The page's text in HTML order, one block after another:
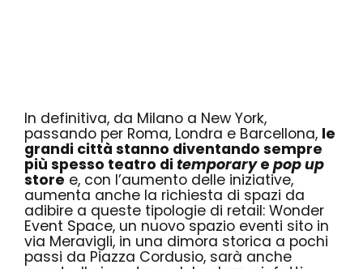
In definitiva, da Milano a New York,
passando per Roma, Londra e Barcellona, le
grandi città stanno diventando sempre
più spesso teatro di temporarye pop up
store e, con l’aumento delle iniziative,
aumenta anche la richiesta di spazi da
adibire a queste tipologie di retail: Wonder
Event Space, un nuovo spazio eventi sito in
via Meravigli, in una dimora storica a pochi
passi da Piazza Cordusio, sarà anche